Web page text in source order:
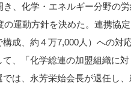
、化学・エネルギー分野の
の運動方針を決めた。連携協
構成、約４万7,000人）への
、「化学総連の加盟組織に
は、永芳栄始会長が退任し